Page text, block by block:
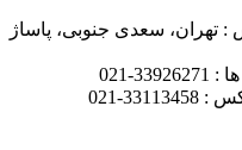
: تهران، سعدی جنوبی، پاساژ
021
021